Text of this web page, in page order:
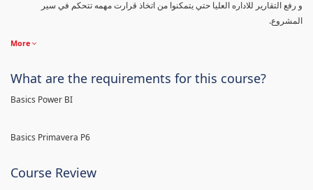
و رفع التقارير للاداره العليا حتي يتمكنوا من اتخاذ قرارت مهمه تتحكم في سير
المشروع.
More
What are the requirements for this course?
Basics Power BI
Basics Primavera P6
Course Review